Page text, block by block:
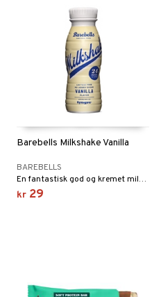
Barebells Milkshake Vanilla
BAREBELLS
En fantastisk god og kremet milkshake med 24 g protein og smak av søt vanilje.
kr 29